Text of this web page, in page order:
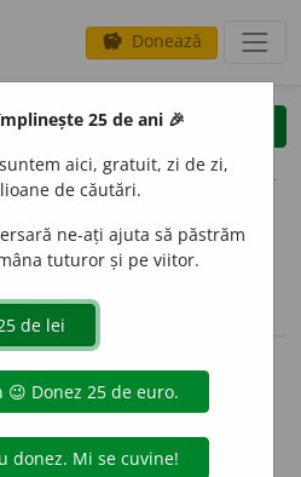
savings Donează
clear
opțiuni
definiții (13)
declinări
sunt compilate de
Definițiile
află pe filadefiniții.
filele pe pagina de
25 de ani 🎉
aici, gratuit, zi de zi,
de căutări.
ne-ați ajuta să păstrăm
tuturor și pe viitor.